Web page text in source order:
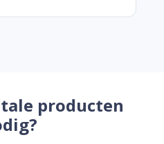
producten